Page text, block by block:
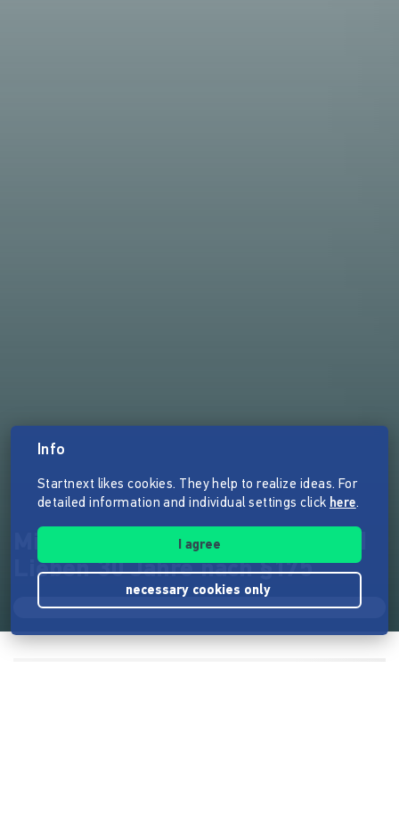
Mit Euren Spuren — Leben und
Lieben 30 Jahre nach §175
Info
Startnext likes cookies. They help to realize ideas. For
detailed information and individual settings click here.
I agree
necessary cookies only